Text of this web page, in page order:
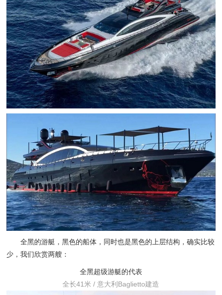
全黑的游艇，黑色的船体，同时也是黑色的上层结构，确实比较
少，我们欣赏两艘：
全黑超级游艇的代表
全长41米 / 意大利Baglietto建造